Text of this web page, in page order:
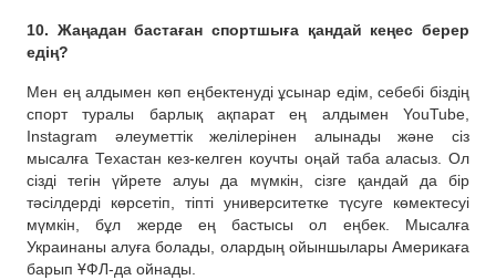
10. Жаңадан бастаған спортшыға қандай кеңес берер
едің?
Мен ең алдымен көп еңбектенуді ұсынар едім, себебі біздің
спорт туралы барлық ақпарат ең алдымен YouTube,
Instagram әлеуметтік желілерінен алынады және сіз
мысалға Техастан кез-келген коучты оңай таба аласыз. Ол
сізді тегін үйрете алуы да мүмкін, сізге қандай да бір
тәсілдерді көрсетіп, тіпті университетке түсуге көмектесуі
мүмкін, бұл жерде ең бастысы ол еңбек. Мысалға
Украинаны алуға болады, олардың ойыншылары Америкаға
барып ҰФЛ-да ойнады.